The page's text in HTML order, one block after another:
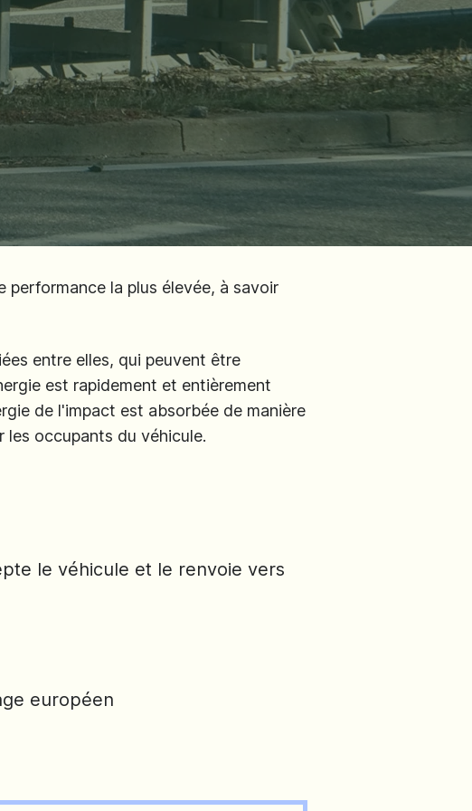
performance la plus élevée, à savoir
entre elles, qui peuvent être
est rapidement et entièrement
de l'impact est absorbée de manière
les occupants du véhicule.
le véhicule et le renvoie vers
européen